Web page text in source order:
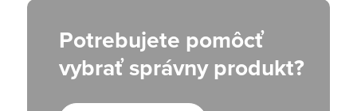
Potrebujete pomôcť
vybrať správny produkt?